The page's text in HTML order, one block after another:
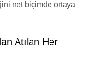
net biçimde ortaya
Atılan Her